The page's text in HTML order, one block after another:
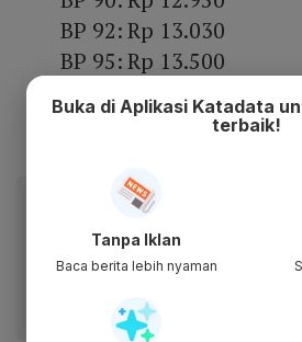
BP 92: Rp 13.030
BP 95: Rp 13.500
BP Ultimate: Rp 13.810
BP Diesel: Rp 16.310
Baca artikel ini lewat
Dapatkan pengalaman membaca
fitur menarik lainnya lewat aplikasi
Buka di Aplikasi Katadata
terbaik!
Tanpa Iklan
Baca berita lebih nyaman